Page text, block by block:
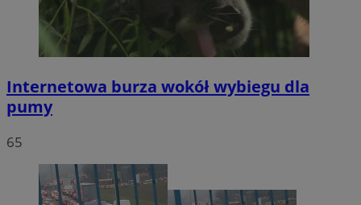
Internetowa burza wokół wybiegu dla
pumy
65